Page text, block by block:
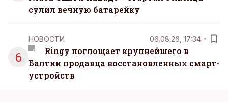
сулил вечную батарейку
6
НОВОСТИ 06.08.26, 17:34
Ringy поглощает крупнейшего в
Балтии продавца восстановленных смарт-
устройств